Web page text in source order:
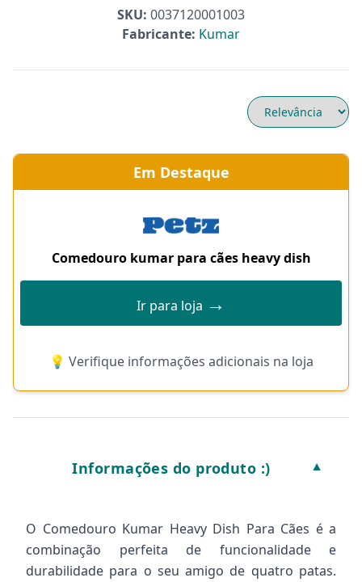
SKU: 0037120001003
Fabricante: Kumar
Em Destaque
Comedouro kumar para cães heavy dish
Ir para loja →
💡 Verifique informações adicionais na loja
Informações do produto :) ▼
O Comedouro Kumar Heavy Dish Para Cães é a
combinação perfeita de funcionalidade e
durabilidade para o seu amigo de quatro patas.